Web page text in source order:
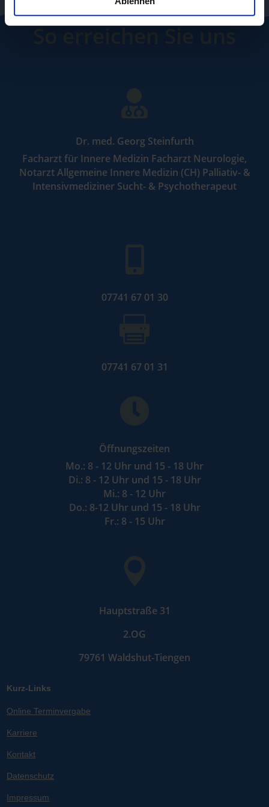
Dr. med. Georg Steinfurth
Facharzt für Innere Medizin Facharzt Neurologie,
Notarzt Allgemeine Innere Medizin (CH) Palliativ- &
Intensivmediziner Sucht- & Psychotherapeut
07741 67 01 30
07741 67 01 31
Öffnungszeiten
Mo.: 8 - 12 Uhr und 15 - 18 Uhr
Di.: 8 - 12 Uhr und 15 - 18 Uhr
Mi.: 8 - 12 Uhr
Do.: 8-12 Uhr und 15 - 18 Uhr
Fr.: 8 - 15 Uhr
Hauptstraße 31
2.OG
79761 Waldshut-Tiengen
Kurz-Links
Online Terminvergabe
Karriere
Kontakt
Datenschutz
Impressum